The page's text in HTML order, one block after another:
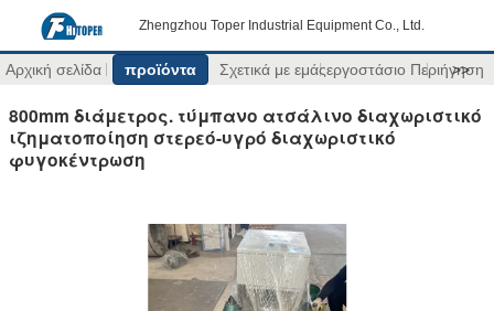
Zhengzhou Toper Industrial Equipment Co., Ltd.
Αρχική σελίδα προϊόντα Σχετικά με εμάςεργοστάσιο Περιήγηση
>>
800mm διάμετρος. τύμπανο ατσάλινο διαχωριστικό
ιζηματοποίηση στερεό-υγρό διαχωριστικό
φυγοκέντρωση